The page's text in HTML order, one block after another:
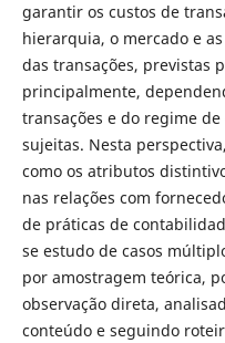
garantir os custos de
hierarquia, o mercado e
das transações, previstas
principalmente,
transações e do regime
sujeitas. Nesta
como os atributos
nas relações com
de práticas de
se estudo de casos
por amostragem teórica,
observação direta,
conteúdo e seguindo